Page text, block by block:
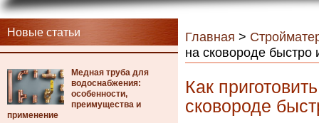
Новые статьи
Медная труба для
водоснабжения:
особенности,
преимущества и
применение
Главная >
на сковороде быстро
Как
сковороде